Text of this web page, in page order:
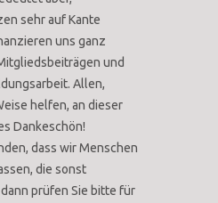
sehr auf Kante
uns ganz
und
Allen,
helfen, an dieser
Dankeschön!
dass wir Menschen
die sonst
prüfen Sie bitte für